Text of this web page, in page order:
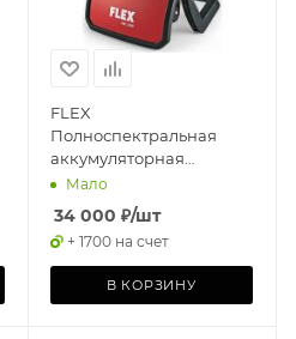
FLEX
Полноспектральная
аккумуляторная
светодиодная лампа
DWL 2500 10.8/18.0
Мало
34 000 ₽/шт
+ 1700 на счет
В КОРЗИНУ